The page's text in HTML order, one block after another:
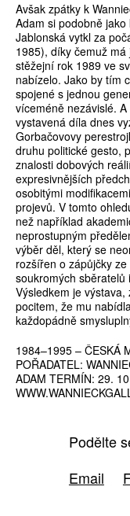
Avšak zpátky k
Adam si podobně
Jablonská vytkl za
1985), díky čemuž
stěžejní rok 1989 ve
nabízelo. Jako by tím
spojené s jednou
víceméně nezávislé.
vystavená díla dnes
Gorbačovovy
druhu politické gesto,
znalosti dobových
expresivnějších
osobitými
projevů. V tomto
než například
neprostupným
výběr děl, který se
rozšířen o zápůjčky
soukromých
Výsledkem je
pocitem, že mu
každopádně
1984–1995 – ČESKÁ
POŘADATEL:
ADAM TERMÍN: 29.
Podělte
Email